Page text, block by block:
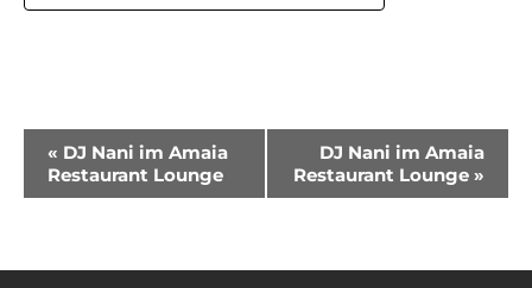
Veranstaltung-
Navigation
« DJ Nani im Amaia
Restaurant Lounge
DJ Nani im Amaia
Restaurant Lounge »